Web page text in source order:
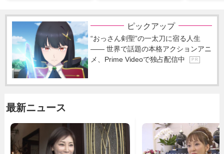
ピックアップ
“おっさん剣聖”の一太刀に宿る人生
―― 世界で話題の本格アクションアニ
メ、Prime Videoで独占配信中
P R
最新ニュース